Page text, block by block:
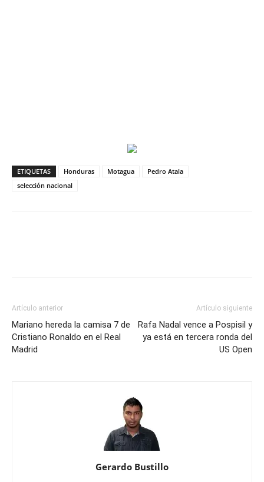
ETIQUETAS Honduras Motagua
Pedro Atala
selección nacional
Artículo anterior
Mariano hereda la camisa 7 de
Cristiano Ronaldo en el Real
Madrid
Artículo siguiente
Rafa Nadal vence a Pospisil y
ya está en tercera ronda del
US Open
Gerardo Bustillo